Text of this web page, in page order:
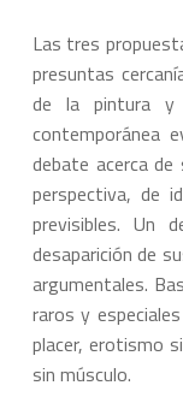
Las tres
presuntas
de la pintura y
contemporánea
debate acerca
perspectiva, de
previsibles. Un
desaparición de
argumentales.
raros y
placer, erotismo
sin músculo.